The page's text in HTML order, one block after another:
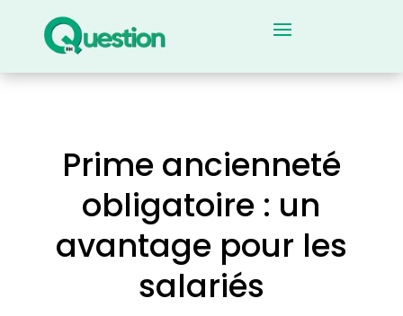
Prime ancienneté
obligatoire : un
avantage pour les
salariés